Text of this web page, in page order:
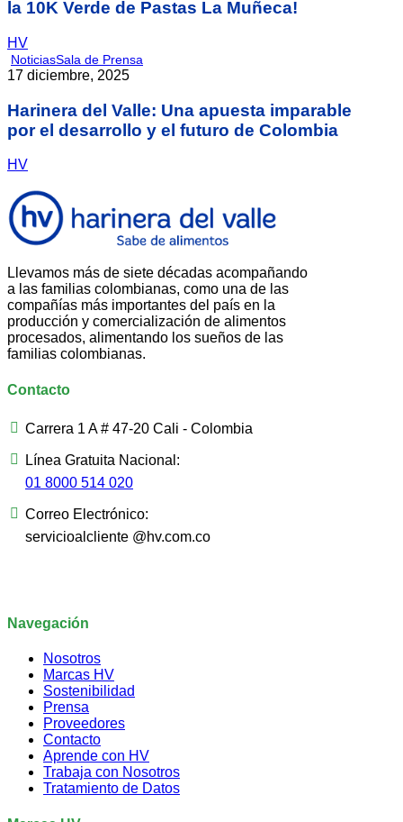
la 10K Verde de Pastas La Muñeca!
HV
NoticiasSala de Prensa
17 diciembre, 2025
Harinera del Valle: Una apuesta imparable
por el desarrollo y el futuro de Colombia
HV
Llevamos más de siete décadas acompañando
a las familias colombianas, como una de las
compañías más importantes del país en la
producción y comercialización de alimentos
procesados, alimentando los sueños de las
familias colombianas.
Contacto
Carrera 1 A # 47-20 Cali - Colombia
Línea Gratuita Nacional:
01 8000 514 020
Correo Electrónico:
servicioalcliente @hv.com.co
Navegación
Nosotros
Marcas HV
Sostenibilidad
Prensa
Proveedores
Contacto
Aprende con HV
Trabaja con Nosotros
Tratamiento de Datos